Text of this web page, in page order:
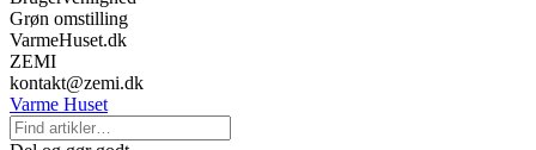
Grøn omstilling
VarmeHuset.dk
ZEMI
kontakt@zemi.dk
Varme Huset